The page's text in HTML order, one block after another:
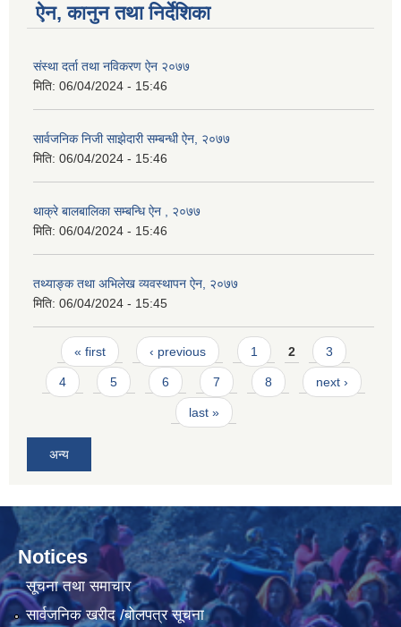
ऐन, कानुन तथा निर्देशिका
संस्था दर्ता तथा नविकरण ऐन २०७७
मिति: 06/04/2024 - 15:46
सार्वजनिक निजी साझेदारी सम्बन्धी ऐन, २०७७
मिति: 06/04/2024 - 15:46
थाक्रे बालबालिका सम्बन्धि ऐन , २०७७
मिति: 06/04/2024 - 15:46
तथ्याङ्क तथा अभिलेख व्यवस्थापन ऐन, २०७७
मिति: 06/04/2024 - 15:45
Pages
« first ‹ previous 1 2 3
4 5 6 7 8 next ›
last »
अन्य
Notices
सूचना तथा समाचार
सार्वजनिक खरीद /बोलपत्र सूचना